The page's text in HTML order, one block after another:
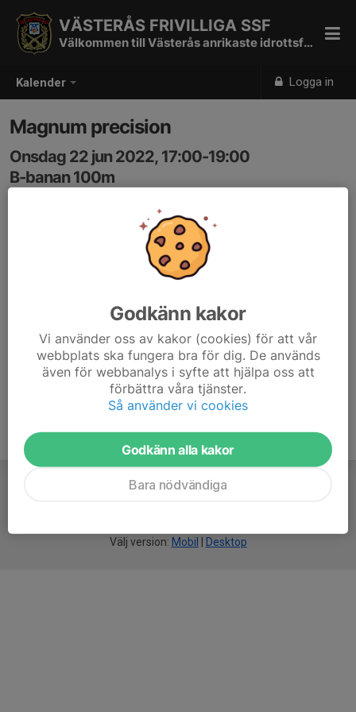
Kalender Logga in
VÄSTERÅS FRIVILLIGA SSF
Välkommen till Västerås anrikaste idrottsförening
Magnum precision
Onsdag 22 jun 2022, 17:00-19:00
B-banan 100m
Bokat av Roger B, VPS för träning Magnum Precision.
Samtidig skjutning kan ske från de längre hållen i
samråd med skjutledare.
Välj version: Mobil Desktop
Godkänn kakor
Vi använder oss av kakor (cookies) för att vår
webbplats ska fungera bra för dig. De används
även för webbanalys i syfte att hjälpa oss att
förbättra våra tjänster.
Så använder vi cookies
Godkänn alla kakor
Bara nödvändiga